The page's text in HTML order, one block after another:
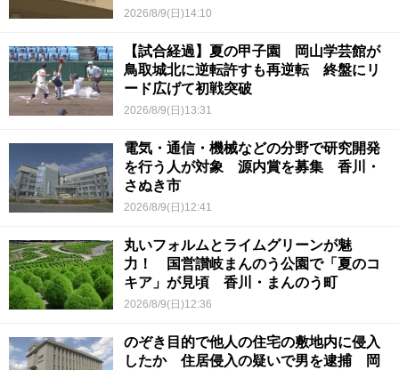
2026/8/9(日)14:10
【試合経過】夏の甲子園 岡山学芸館が
鳥取城北に逆転許すも再逆転 終盤にリ
ード広げて初戦突破
2026/8/9(日)13:31
電気・通信・機械などの分野で研究開発
を行う人が対象 源内賞を募集 香川・
さぬき市
2026/8/9(日)12:41
丸いフォルムとライムグリーンが魅
力！ 国営讃岐まんのう公園で「夏のコ
キア」が見頃 香川・まんのう町
2026/8/9(日)12:36
のぞき目的で他人の住宅の敷地内に侵入
したか 住居侵入の疑いで男を逮捕 岡